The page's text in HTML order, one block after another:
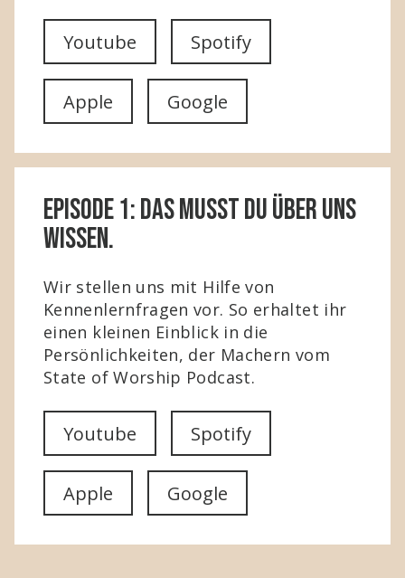
Youtube Spotify
Apple Google
Episode 1: Das musst du über uns
wissen.
Wir stellen uns mit Hilfe von
Kennenlernfragen vor. So erhaltet ihr
einen kleinen Einblick in die
Persönlichkeiten, der Machern vom
State of Worship Podcast.
Youtube Spotify
Apple Google